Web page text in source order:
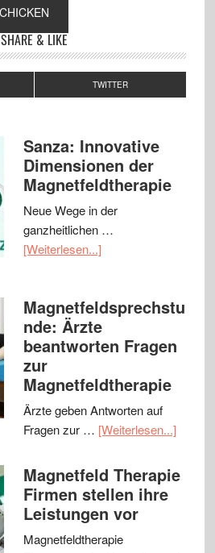
SHARE & LIKE
TWITTER
Sanza: Innovative
Dimensionen der
Magnetfeldtherapie
Neue Wege in der
ganzheitlichen …
[Weiterlesen...]
Magnetfeldsprechstu
nde: Ärzte
beantworten Fragen
zur
Magnetfeldtherapie
Ärzte geben Antworten auf
Fragen zur … [Weiterlesen...]
Magnetfeld Therapie
Firmen stellen ihre
Leistungen vor
Magnetfeldtherapie